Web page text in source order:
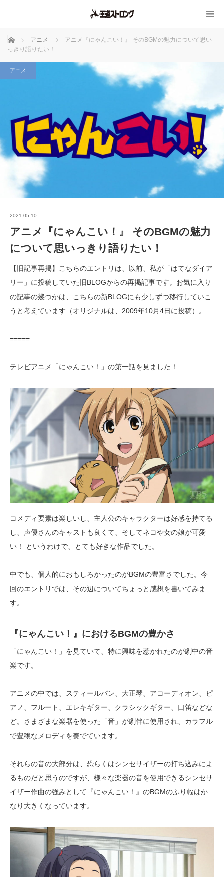
ホーム アニメ
アニメ『にゃんこい！』 そのBGMの魅力について思い
っきり語りたい！
アニメ
2021.05.10
アニメ『にゃんこい！』 そのBGMの魅力
について思いっきり語りたい！
【旧記事再掲】こちらのエントリは、以前、私が「はてなダイア
リー」に投稿していた旧BLOGからの再掲記事です。お気に入り
の記事の幾つかは、こちらの新BLOGにも少しずつ移行していこ
うと考えています（オリジナルは、2009年10月4日に投稿）。
=====
テレビアニメ「にゃんこい！」の第一話を見ました！
コメディ要素は楽しいし、主人公のキャラクターは好感を持てる
し、声優さんのキャストも良くて、そしてネコや女の娘が可愛
い！ というわけで、とても好きな作品でした。
中でも、個人的におもしろかったのがBGMの豊富さでした。今
回のエントリでは、その辺についてちょっと感想を書いてみま
す。
『にゃんこい！』におけるBGMの豊かさ
「にゃんこい！」を見ていて、特に興味を惹かれたのが劇中の音
楽です。
アニメの中では、スティールパン、大正琴、アコーディオン、ピ
アノ、フルート、エレキギター、クラシックギター、口笛などな
ど。さまざまな楽器を使った「音」が劇伴に使用され、カラフル
で豊穣なメロディを奏でています。
それらの音の大部分は、恐らくはシンセサイザーの打ち込みによ
るものだと思うのですが、様々な楽器の音を使用できるシンセサ
イザー作曲の強みとして『にゃんこい！』のBGMのふり幅はか
なり大きくなっています。